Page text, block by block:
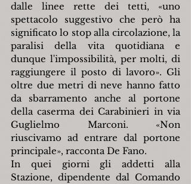
dalle linee rette dei tetti, «uno
spettacolo suggestivo che però ha
significato lo stop alla circolazione, la
paralisi della vita quotidiana e
dunque l'impossibilità, per molti, di
raggiungere il posto di lavoro». Gli
oltre due metri di neve hanno fatto
da sbarramento anche al portone
della caserma dei Carabinieri in via
Guglielmo Marconi. «Non
riuscivamo ad entrare dal portone
principale», racconta De Fano.
In quei giorni gli addetti alla
Stazione, dipendente dal Comando